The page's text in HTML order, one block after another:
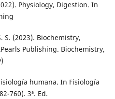
Physiology, Digestion. In
S. (2023). Biochemistry,
Publishing. Biochemistry,
humana. In Fisiología
760). 3ª. Ed.